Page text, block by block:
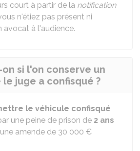
court à partir de la notification
n'étiez pas présent ni
avocat à l'audience.
si l'on conserve un
juge a confisqué ?
le véhicule confisqué
une peine de prison de 2 ans
amende de 30 000 €